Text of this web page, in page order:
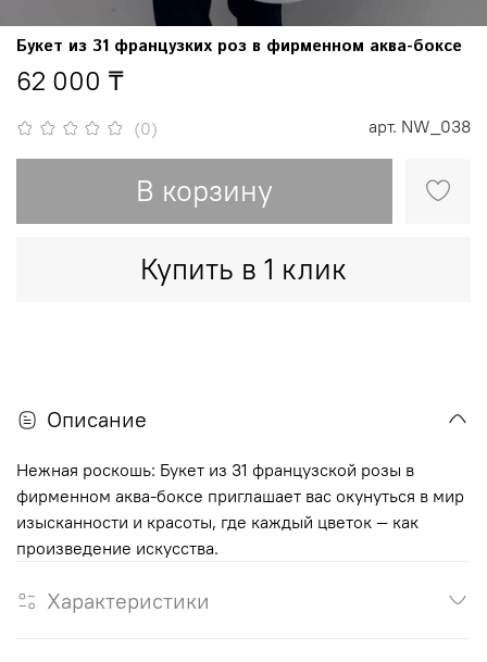
(0) арт. NW_038
Букет из 31 французких роз в фирменном аква-боксе
62 000 ₸
В корзину
Купить в 1 клик
Описание
Нежная роскошь: Букет из 31 французской розы в
фирменном аква-боксе приглашает вас окунуться в мир
изысканности и красоты, где каждый цветок — как
произведение искусства.
Характеристики